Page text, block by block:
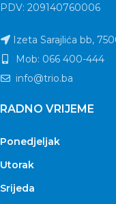
PDV: 209140760006
Izeta Sarajlića bb,
Mob: 066 400-444
info@trio.ba
RADNO VRIJEME
Ponedjeljak
Utorak
Srijeda